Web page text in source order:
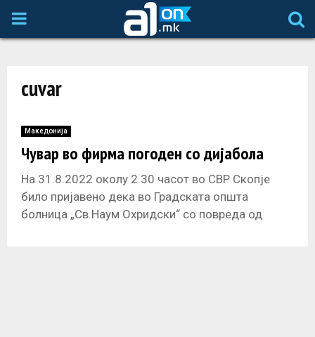
P
M
A
R
cuvar
Македонија
Чувар во фирма погоден со дијабола
На 31.8.2022 околу 2.30 часот во СВР Скопје
било пријавено дека во Градската општа
болница „Св.Наум Охридски“ со повреда од